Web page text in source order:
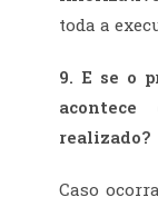
toda a
9. E se o
realizado?
Caso